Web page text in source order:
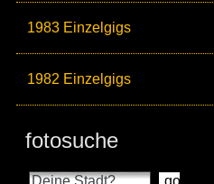
1983 Einzelgigs
1982 Einzelgigs
fotosuche